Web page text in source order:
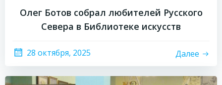
Олег Ботов собрал любителей Русского
Севера в Библиотеке искусств
28 октября, 2025 Далее